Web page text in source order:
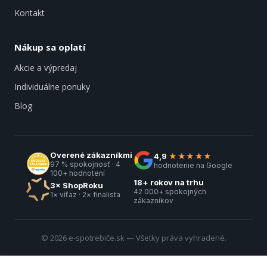
Kontakt
Nákup sa oplatí
Akcie a výpredaj
Individuálne ponuky
Blog
Overené zákazníkmi
97 % spokojnosť · 4
100+ hodnotení
4,9 ★★★★★
hodnotenie na Google
3× ShopRoku
1× víťaz · 2× finalista
18+ rokov na trhu
42 000+ spokojných
zákazníkov
© 2026 e-spotrebiče.sk — Všetky práva vyhradené.